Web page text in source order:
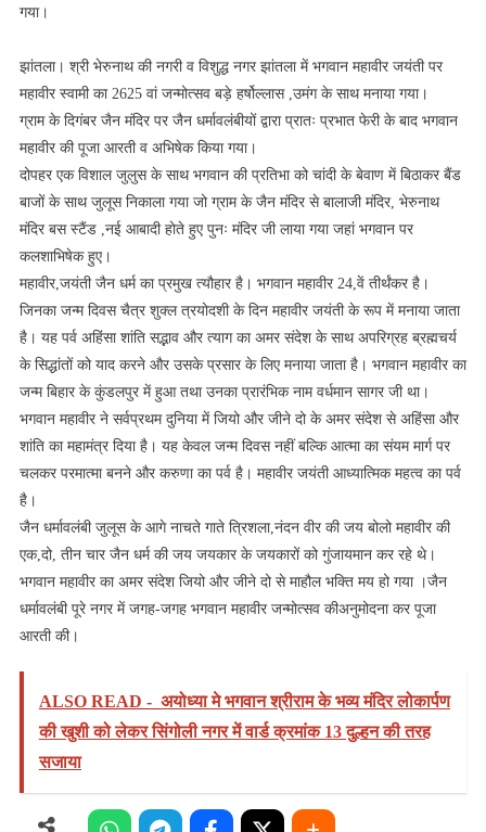
साथ
मनाई
गयी।
गया।
झांतला। श्री भेरुनाथ की नगरी व विशुद्ध नगर झांतला में भगवान महावीर जयंती पर
महावीर स्वामी का 2625 वां जन्मोत्सव बड़े हर्षोल्लास ,उमंग के साथ मनाया गया।
ग्राम के दिगंबर जैन मंदिर पर जैन धर्मावलंबीयों द्वारा प्रातः प्रभात फेरी के बाद भगवान
महावीर की पूजा आरती व अभिषेक किया गया।
दोपहर एक विशाल जुलुस के साथ भगवान की प्रतिभा को चांदी के बेवाण में बिठाकर बैंड
बाजों के साथ जुलूस निकाला गया जो ग्राम के जैन मंदिर से बालाजी मंदिर, भेरुनाथ
मंदिर बस स्टैंड ,नई आबादी होते हुए पुनः मंदिर जी लाया गया जहां भगवान पर
कलशाभिषेक हुए।
महावीर,जयंती जैन धर्म का प्रमुख त्यौहार है। भगवान महावीर 24,वें तीर्थंकर है।
जिनका जन्म दिवस चैत्र शुक्ल त्रयोदशी के दिन महावीर जयंती के रूप में मनाया जाता
है। यह पर्व अहिंसा शांति सद्भाव और त्याग का अमर संदेश के साथ अपरिग्रह ब्रह्मचर्य
के सिद्धांतों को याद करने और उसके प्रसार के लिए मनाया जाता है। भगवान महावीर का
जन्म बिहार के कुंडलपुर में हुआ तथा उनका प्रारंभिक नाम वर्धमान सागर जी था।
भगवान महावीर ने सर्वप्रथम दुनिया में जियो और जीने दो के अमर संदेश से अहिंसा और
शांति का महामंत्र दिया है। यह केवल जन्म दिवस नहीं बल्कि आत्मा का संयम मार्ग पर
चलकर परमात्मा बनने और करुणा का पर्व है। महावीर जयंती आध्यात्मिक महत्व का पर्व
है।
जैन धर्मावलंबी जुलूस के आगे नाचते गाते त्रिशला,नंदन वीर की जय बोलो महावीर की
एक,दो, तीन चार जैन धर्म की जय जयकार के जयकारों को गुंजायमान कर रहे थे।
भगवान महावीर का अमर संदेश जियो और जीने दो से माहौल भक्ति मय हो गया ।जैन
धर्मावलंबी पूरे नगर में जगह-जगह भगवान महावीर जन्मोत्सव कीअनुमोदना कर पूजा
आरती की।
ALSO READ - अयोध्या मे भगवान श्रीराम के भव्य मंदिर लोकार्पण
की खुशी को लेकर सिंगोली नगर में वार्ड क्रमांक 13 दुल्हन की तरह
सजाया